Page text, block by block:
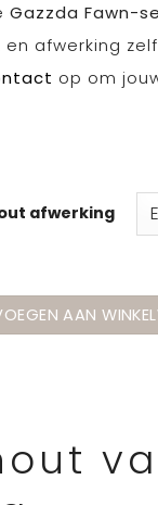
Gazzda Fawn-
afwerking
op om
afwerking
- ladekast
AAN